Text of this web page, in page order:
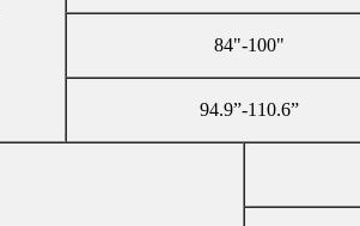
84"-100"
94.9”-110.6”